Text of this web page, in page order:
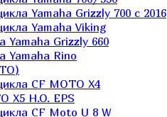
Yamaha Grizzly 700 с 2016
Yamaha Viking
Yamaha Grizzly 660
Yamaha Rino
CF MOTO X4
X5 H.O. EPS
CF Moto U 8 W